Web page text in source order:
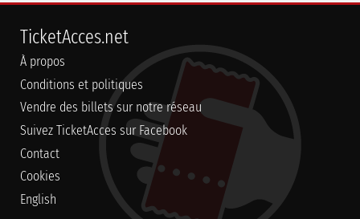
TicketAcces.net
À propos
Conditions et politiques
Vendre des billets sur notre réseau
Suivez TicketAcces sur Facebook
Contact
Cookies
English